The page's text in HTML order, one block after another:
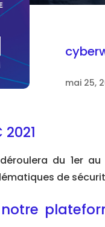
mai 25,
du 1er au
de